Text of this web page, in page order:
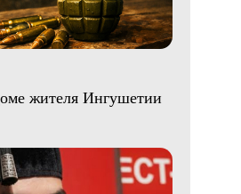
жителя Ингушетии